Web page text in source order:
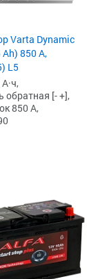
Varta Dynamic
Ah) 850 А,
L5
обратная [- +],
850 А,